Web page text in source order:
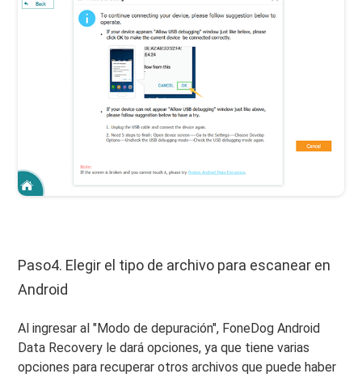
Paso4. Elegir el tipo de archivo para escanear en
Android
Al ingresar al "Modo de depuración", FoneDog Android
Data Recovery le dará opciones, ya que tiene varias
opciones para recuperar otros archivos que puede haber